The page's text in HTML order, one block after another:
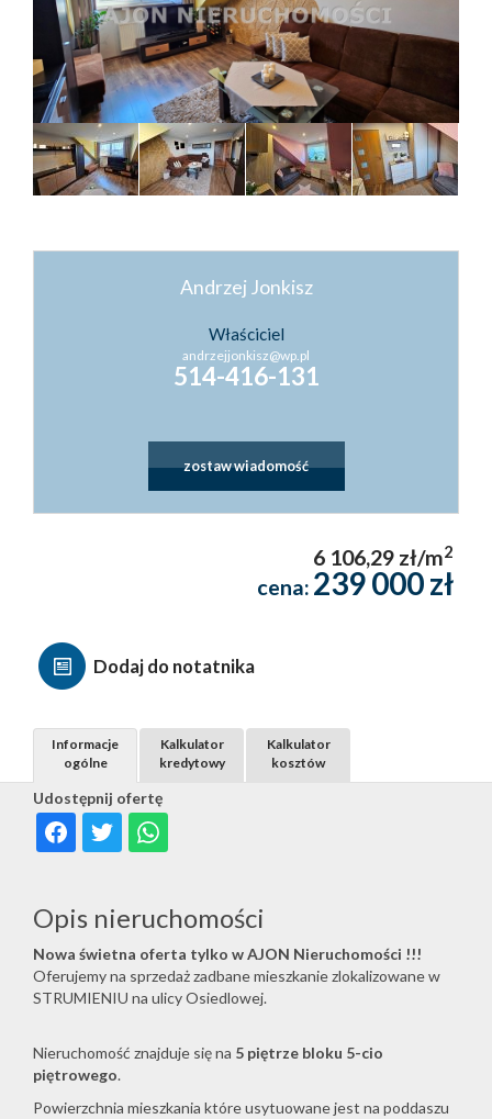
Andrzej Jonkisz
Właściciel
andrzejjonkisz@wp.pl
514-416-131
zostaw wiadomość
6 106,29 zł/m2
cena: 239 000 zł
Dodaj do notatnika
Udostępnij ofertę
Informacje
ogólne
Kalkulator
kredytowy
Kalkulator
kosztów
Opis nieruchomości
Nowa świetna oferta tylko w AJON Nieruchomości !!!
Oferujemy na sprzedaż zadbane mieszkanie zlokalizowane w
STRUMIENIU na ulicy Osiedlowej.
Nieruchomość znajduje się na 5 piętrze bloku 5-cio
piętrowego.
Powierzchnia mieszkania które usytuowane jest na poddaszu